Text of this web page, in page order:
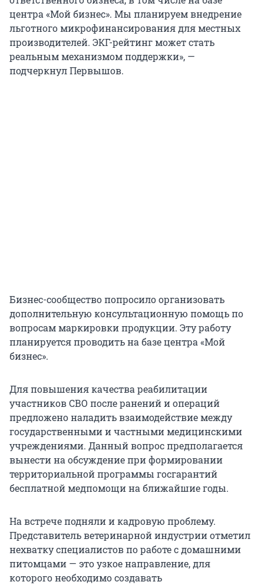
центра «Мой бизнес». Мы планируем внедрение
льготного микрофинансирования для местных
производителей. ЭКГ-рейтинг может стать
реальным механизмом поддержки», —
подчеркнул Первышов.
Бизнес-сообщество попросило организовать
дополнительную консультационную помощь по
вопросам маркировки продукции. Эту работу
планируется проводить на базе центра «Мой
бизнес».
Для повышения качества реабилитации
участников СВО после ранений и операций
предложено наладить взаимодействие между
государственными и частными медицинскими
учреждениями. Данный вопрос предполагается
вынести на обсуждение при формировании
территориальной программы госгарантий
бесплатной медпомощи на ближайшие годы.
На встрече подняли и кадровую проблему.
Представитель ветеринарной индустрии отметил
нехватку специалистов по работе с домашними
питомцами — это узкое направление, для
которого необходимо создавать